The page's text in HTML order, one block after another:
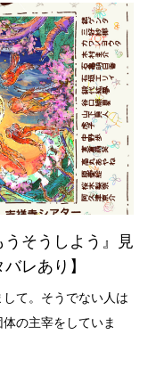
そうしよう』見
レあり】
て。そうでない人は
の主宰をしていま